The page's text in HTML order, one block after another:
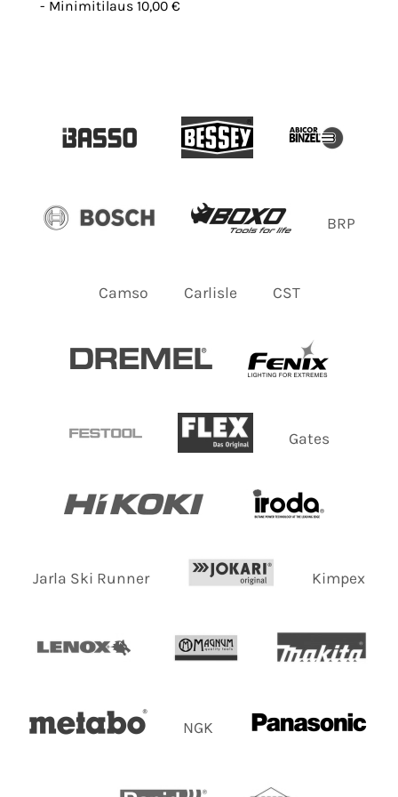
- Minimitilaus 10,00 €
BRP
Camso Carlisle CST
Gates
Jarla Ski Runner Kimpex
NGK